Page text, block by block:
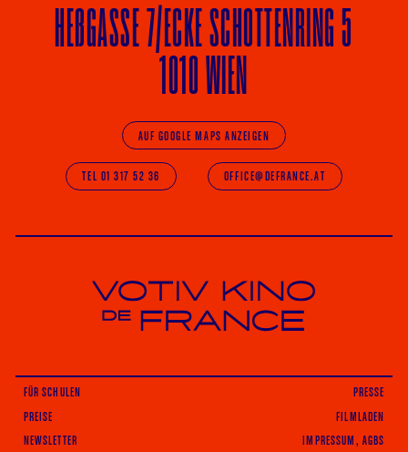
HEßGASSE 7/ECKESCHOTTENRING 5
1010 WIEN
AUF GOOGLE MAPS ANZEIGEN
TEL 01 317 52 36 OFFICE@DEFRANCE.AT
Votiv Kino und Kino De France in Wien
FÜR SCHULEN
PRESSE
PREISE
FILMLADEN
NEWSLETTER
IMPRESSUM, AGBS